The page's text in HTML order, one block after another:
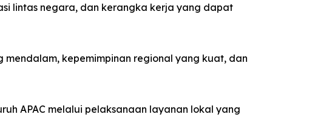
lintas negara, dan kerangka kerja yang dapat
mendalam, kepemimpinan regional yang kuat, dan
APAC melalui pelaksanaan layanan lokal yang